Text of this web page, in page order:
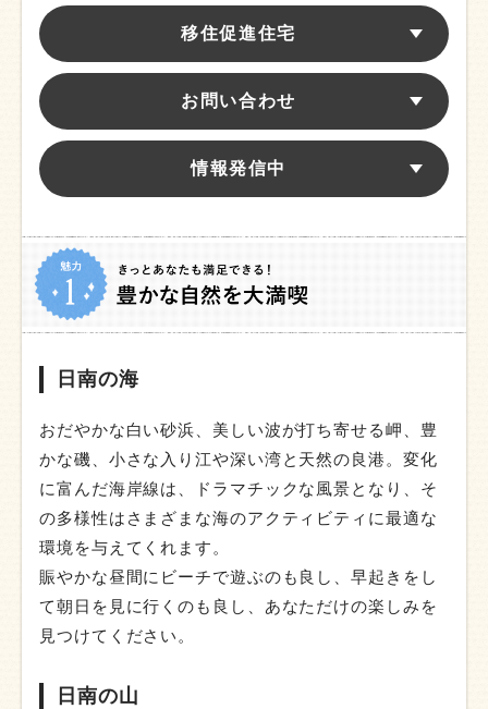
移住促進住宅
お問い合わせ
情報発信中
日南の海
おだやかな白い砂浜、美しい波が打ち寄せる岬、豊
かな磯、小さな入り江や深い湾と天然の良港。変化
に富んだ海岸線は、ドラマチックな風景となり、そ
の多様性はさまざまな海のアクティビティに最適な
環境を与えてくれます。
賑やかな昼間にビーチで遊ぶのも良し、早起きをし
て朝日を見に行くのも良し、あなただけの楽しみを
見つけてください。
日南の山